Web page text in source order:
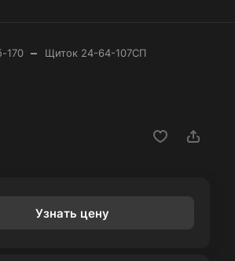
170 – Щиток 24-64-107СП
Узнать цену